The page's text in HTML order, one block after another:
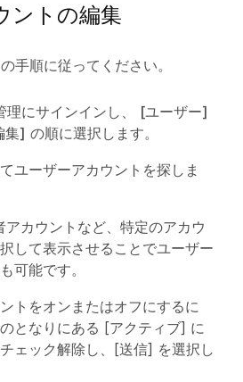
ントの編集
手順に従ってください。
にサインインし、
[ユーザー]
集] の順に選択します。
ユーザーアカウントを探しま
アカウントなど、特定のアカウ
して表示させることでユーザー
可能です。
トをオンまたはオフにするに
となりにある [アクティブ] に
ェック解除し、[送信] を選択し